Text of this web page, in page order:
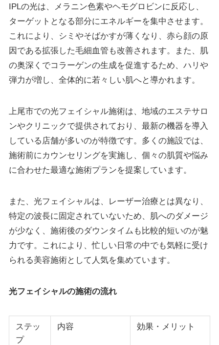
IPLの光は、メラニン色素やヘモグロビンに反応し、
ターゲットとなる部分にエネルギーを集中させます。
これにより、シミやそばかすが薄くなり、赤ら顔の原
因である拡張した毛細血管も改善されます。また、肌
の奥深くでコラーゲンの生成を促進するため、ハリや
弾力が増し、全体的に若々しい肌へと導かれます。
上尾市での光フェイシャル施術は、地域のエステサロ
ンやクリニックで提供されており、最新の機器を導入
している店舗が多いのが特徴です。多くの施設では、
施術前にカウンセリングを実施し、個々の肌質や悩み
に合わせた最適な施術プランを提案しています。
また、光フェイシャルは、レーザー治療とは異なり、
特定の波長に固定されていないため、肌へのダメージ
が少なく、施術後のダウンタイムも比較的短いのが魅
力です。これにより、忙しい日常の中でも気軽に受け
られる美容施術として人気を集めています。
光フェイシャルの施術の流れ
ステッ
プ
内容 効果・メリット